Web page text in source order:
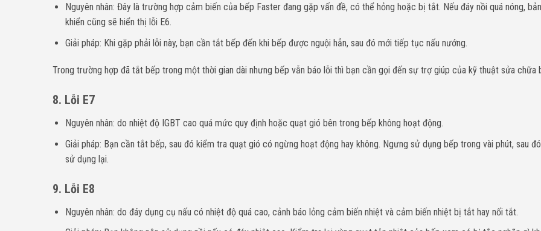
Nguyên nhân: Đây là trường hợp cảm biến của bếp Faster đang gặp vấn đề, có thể hỏng hoặc bị tắt. Nếu đáy nồi quá nóng,
khiển cũng sẽ hiển thị lỗi E6.
Giải pháp: Khi gặp phải lỗi này, bạn cần tắt bếp đến khi bếp được nguội hẳn, sau đó mới tiếp tục nấu nướng.
Trong trường hợp đã tắt bếp trong một thời gian dài nhưng bếp vẫn báo lỗi thì bạn cần gọi đến sự trợ giúp của kỹ thuật sửa chữa
8. Lỗi E7
Nguyên nhân: do nhiệt độ IGBT cao quá mức quy định hoặc quạt gió bên trong bếp không hoạt động.
Giải pháp: Bạn cần tắt bếp, sau đó kiểm tra quạt gió có ngừng hoạt động hay không. Ngưng sử dụng bếp trong vài phút, sau
sử dụng lại.
9. Lỗi E8
Nguyên nhân: do đáy dụng cụ nấu có nhiệt độ quá cao, cảnh báo lỏng cảm biến nhiệt và cảm biến nhiệt bị tắt hay nối tắt.